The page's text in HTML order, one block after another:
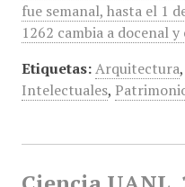
fue semanal, hasta el 1
1262 cambia a docenal
Etiquetas: Arquitectura,
Intelectuales,